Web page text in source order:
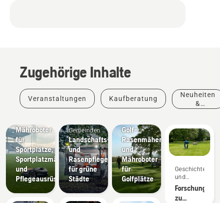
Zugehörige Inhalte
Veranstaltungen Kaufberatung
Neuheiten
&
Mähroboter
für
Sportplätze,
Sportplatzmäher
und
Pflegeausrüstung
Gemeinden
Landschafts-
und
Rasenpflegegeräte
für grüne
Städte
Golf-
Rasenmäher
und
Mähroboter
für
Golfplätze
Geschichten
und
Inspiration
Forschung
zu